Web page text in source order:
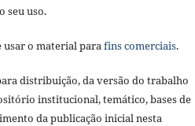
seu uso.
o material parafins comerciais.
distribuição, da versão do trabalho
institucional, temático, bases de
da publicação inicial nesta